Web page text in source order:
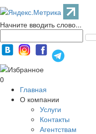
Начните вводить слово...
0
Главная
О компании
Услуги
Контакты
Агентствам